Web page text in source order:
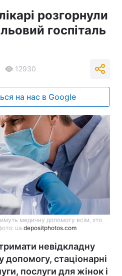
розгорнули
госпіталь
12930
на нас в Google
медичну допомогу всім, хто
ua.depositphotos.com
невідкладну
допомогу, стаціонарні
послуги для жінок і